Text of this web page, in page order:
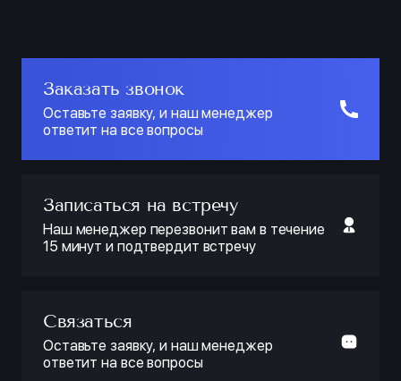
Заказать звонок
Оставьте заявку, и наш менеджер
ответит на все вопросы
Записаться на встречу
Наш менеджер перезвонит вам в течение
15 минут и подтвердит встречу
Связаться
Оставьте заявку, и наш менеджер
ответит на все вопросы